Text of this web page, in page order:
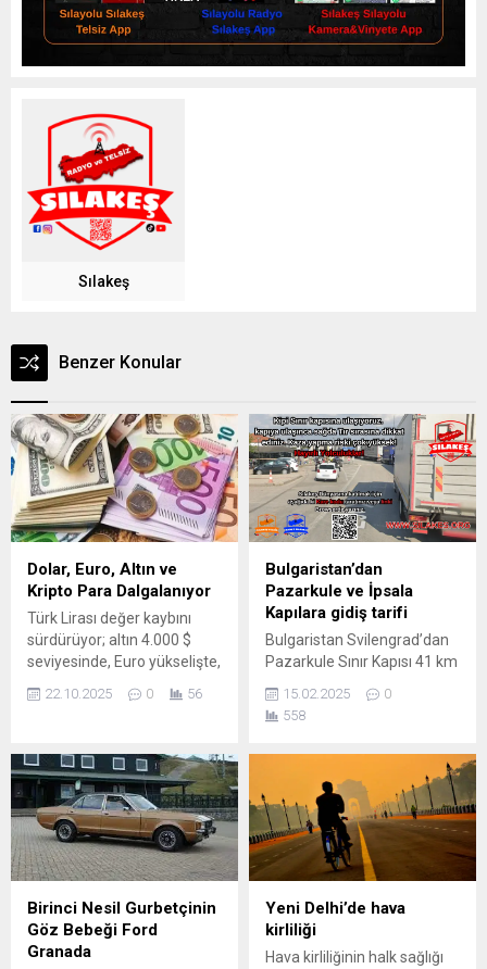
Sılakeş
Benzer Konular
Dolar, Euro, Altın ve
Kripto Para Dalgalanıyor
Türk Lirası değer kaybını
sürdürüyor; altın 4.000 $
seviyesinde, Euro yükselişte,
Dolar ve Euro Güçlü
karşısında zayıf
görünümünü sürdürüyor.
ABD Doları (USD): ₺ 41,98
Euro (EUR): ₺ 48,75
Uzmanlara göre, küresel
faiz politikaları ve iç piyasa
enflasyonu TL üzerindeki
baskıyı...
22.10.2025 0 56
Bulgaristan’dan
Pazarkule ve İpsala
Kapılara gidiş tarifi
Bulgaristan Svilengrad’dan
Pazarkule Sınır Kapısı 41 km
A4 – 80 numaralı ulusal yol
– E85 karayolları
geçilmektedir! Seyehat
edeceğiniz zaman
Pasaportunuzdan sonra
mutlaka Sılakeş
Aplikasyonlarını indirmeniz.
Radyo Sılakeş’de Yol
boyunca 24 saat Müzik, Sınır
kapı bilgileri ve Sılayolu Yol
trafik bilgilerini...
15.02.2025
0
558
Birinci Nesil Gurbetçinin
Göz Bebeği Ford
Granada
Yeni Delhi’de hava
kirliliği
Hava kirliliğinin halk sağlığı